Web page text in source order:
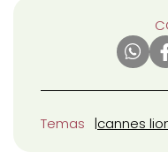
Temas cannes